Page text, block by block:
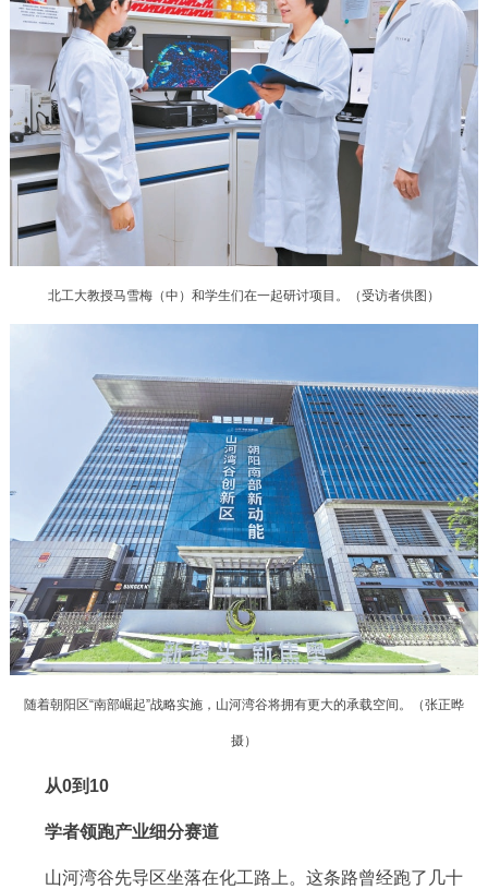
中介服务 阳光政务
政民互动
12345网上接诉即办 我要咨询 我要建议
参与调查 在线访谈 图说互动
走进北京
北京概况 十六区概览 人文北京
ENGLISH 한국어 日本語
DEUTSCH FRANÇAIS РУССКИЙ ЯЗЫК
ESPAÑOL العربية PORTUGUÊS
ITALIANO
北工大教授马雪梅（中）和学生们在一起研讨项目。（受访者供图）
随着朝阳区“南部崛起”战略实施，山河湾谷将拥有更大的承载空间。（张正晔
摄）
从0到10
学者领跑产业细分赛道
山河湾谷先导区坐落在化工路上。这条路曾经跑了几十